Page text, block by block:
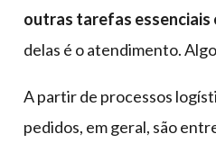
outras tarefas essenciais
delas é o atendimento.
A partir de processos
pedidos, em geral, são